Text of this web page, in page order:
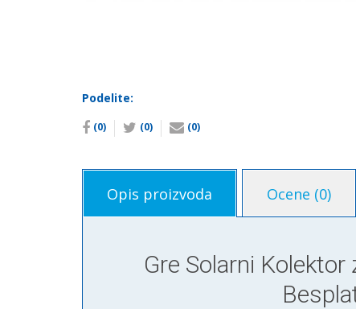
Podelite:
(0) (0) (0)
Opis proizvoda Ocene (0)
Gre Solarni